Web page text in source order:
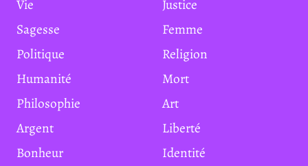
Vie
Justice
Sagesse
Femme
Politique
Religion
Humanité
Mort
Philosophie
Art
Argent
Liberté
Bonheur
Identité